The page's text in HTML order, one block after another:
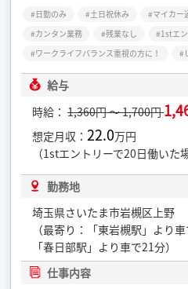
日勤のみ 土日祝休み マイカー
カンタン業務
残業なし
1stエ
ワークライフバランス重視の方に！
給与
時給：1,360円 ～ 1,700円
想定月収：22.0万円
（1stエントリーで20日働いた
勤務地
埼玉県さいたま市岩槻区上野
（最寄り：「東岩槻駅」より
「春日部駅」より車で21分）
仕事内容